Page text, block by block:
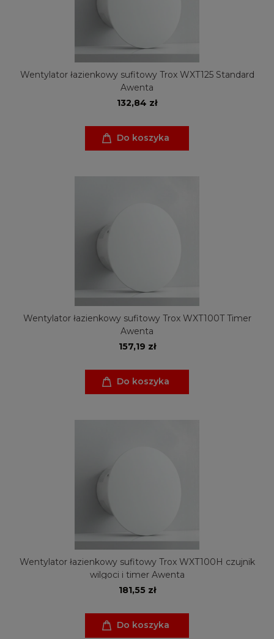
Wentylator łazienkowy sufitowy Trox WXT125 Standard
Awenta
132,84 zł
Do koszyka
Wentylator łazienkowy sufitowy Trox WXT100T Timer
Awenta
157,19 zł
Do koszyka
Wentylator łazienkowy sufitowy Trox WXT100H czujnik
wilgoci i timer Awenta
181,55 zł
Do koszyka